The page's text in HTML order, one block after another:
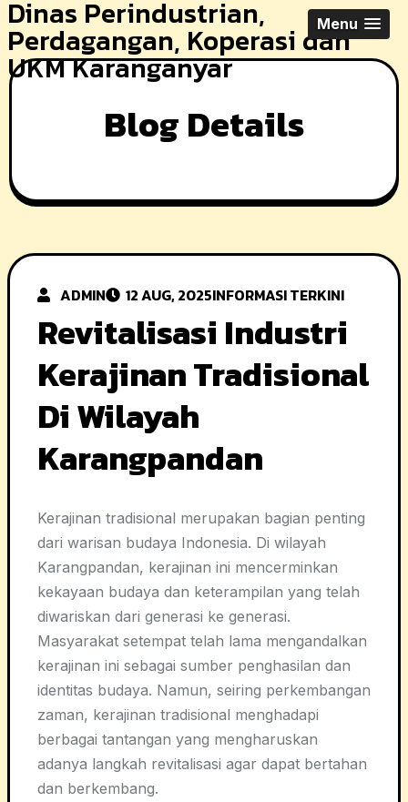
Skip
to
content
Dinas Perindustrian,
Perdagangan, Koperasi dan
UKM Karanganyar
Menu
Blog Details
ADMIN 12 AUG, 2025INFORMASI TERKINI
Revitalisasi Industri
Kerajinan Tradisional
Di Wilayah
Karangpandan
Kerajinan tradisional merupakan bagian penting
dari warisan budaya Indonesia. Di wilayah
Karangpandan, kerajinan ini mencerminkan
kekayaan budaya dan keterampilan yang telah
diwariskan dari generasi ke generasi.
Masyarakat setempat telah lama mengandalkan
kerajinan ini sebagai sumber penghasilan dan
identitas budaya. Namun, seiring perkembangan
zaman, kerajinan tradisional menghadapi
berbagai tantangan yang mengharuskan
adanya langkah revitalisasi agar dapat bertahan
dan berkembang.